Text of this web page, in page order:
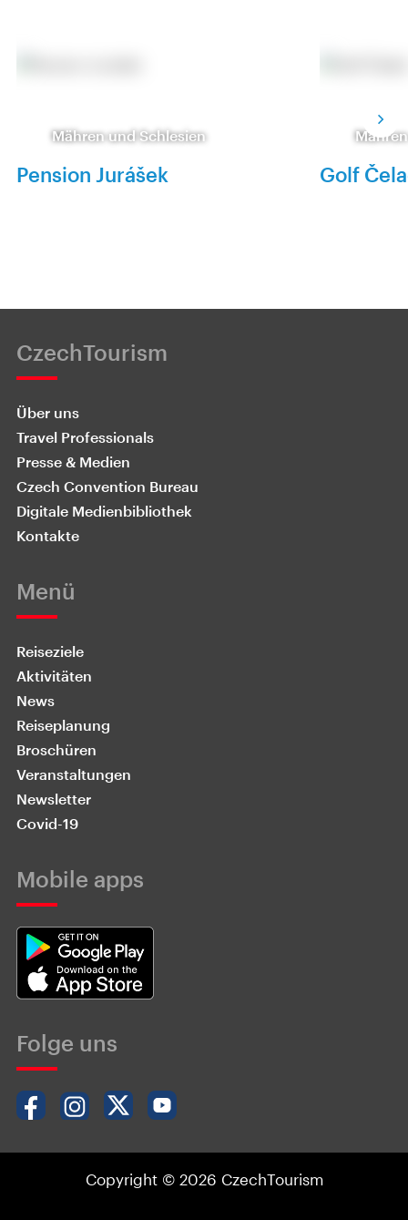
Mähren und Schlesien
Pension Jurášek Golf
CzechTourism
Über uns
Travel Professionals
Presse & Medien
Czech Convention Bureau
Digitale Medienbibliothek
Kontakte
Menü
Reiseziele
Aktivitäten
News
Reiseplanung
Broschüren
Veranstaltungen
Newsletter
Covid-19
Mobile apps
Folge uns
Copyright © 2026 CzechTourism